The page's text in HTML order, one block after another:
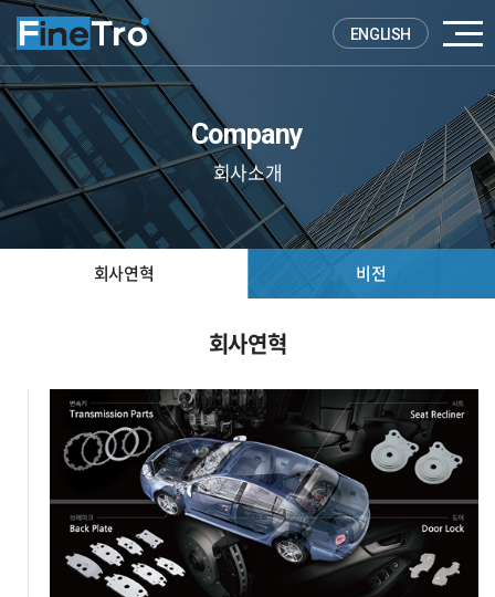
ENGLISH
Company
회사소개
회사연혁 비전
회사연혁